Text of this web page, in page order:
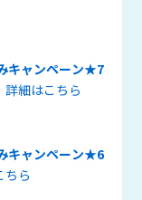
キャンペーン★7
詳細はこちら
キャンペーン★6
ら